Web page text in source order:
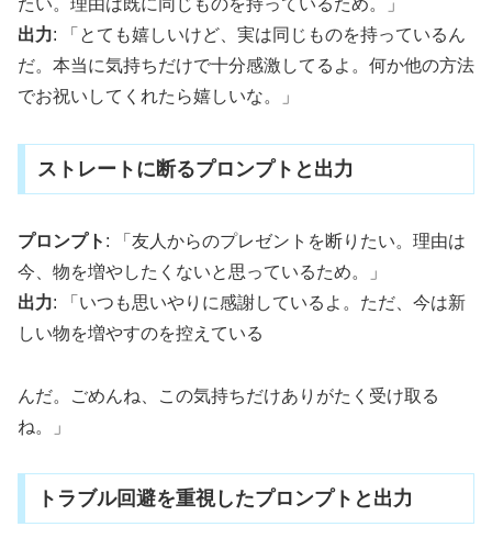
たい。理由は既に同じものを持っているため。」
出力: 「とても嬉しいけど、実は同じものを持っているん
だ。本当に気持ちだけで十分感激してるよ。何か他の方法
でお祝いしてくれたら嬉しいな。」
ストレートに断るプロンプトと出力
プロンプト : 「友人からのプレゼントを断りたい。理由は
今、物を増やしたくないと思っているため。」
出力: 「いつも思いやりに感謝しているよ。ただ、今は新
しい物を増やすのを控えている
んだ。ごめんね、この気持ちだけありがたく受け取る
ね。」
トラブル回避を重視したプロンプトと出力